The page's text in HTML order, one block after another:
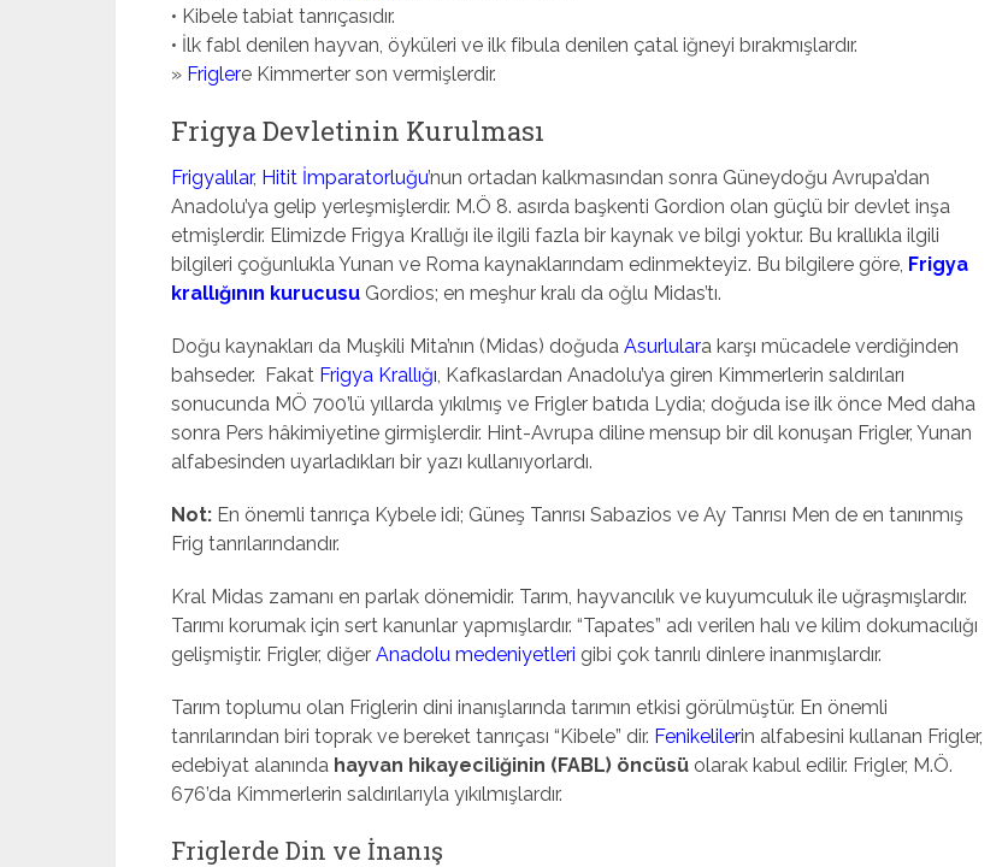
• Kibele tabiat tanrıçasıdır.
• İlk fabl denilen hayvan, öyküleri ve ilk fibula denilen çatal iğneyi bırakmışlardır.
» Friglere Kimmerter son vermişlerdir.
Frigya Devletinin Kurulması
Frigyalılar, Hitit İmparatorluğu’nun ortadan kalkmasından sonra Güneydoğu Avrupa’dan
Anadolu’ya gelip yerleşmişlerdir. M.Ö 8. asırda başkenti Gordion olan güçlü bir devlet inşa
etmişlerdir. Elimizde Frigya Krallığı ile ilgili fazla bir kaynak ve bilgi yoktur. Bu krallıkla ilgili
bilgileri çoğunlukla Yunan ve Roma kaynaklarındam edinmekteyiz. Bu bilgilere göre, Frigya
krallığının kurucusu Gordios; en meşhur kralı da oğlu Midas’tı.
Doğu kaynakları da Muşkili Mita’nın (Midas) doğuda Asurlulara karşı mücadele verdiğinden
bahseder. Fakat Frigya Krallığı, Kafkaslardan Anadolu’ya giren Kimmerlerin saldırıları
sonucunda MÖ 700’lü yıllarda yıkılmış ve Frigler batıda Lydia; doğuda ise ilk önce Med daha
sonra Pers hâkimiyetine girmişlerdir. Hint-Avrupa diline mensup bir dil konuşan Frigler, Yunan
alfabesinden uyarladıkları bir yazı kullanıyorlardı.
Not: En önemli tanrıça Kybele idi; Güneş Tanrısı Sabazios ve Ay Tanrısı Men de en tanınmış
Frig tanrılarındandır.
Kral Midas zamanı en parlak dönemidir. Tarım, hayvancılık ve kuyumculuk ile uğraşmışlardır.
Tarımı korumak için sert kanunlar yapmışlardır. “Tapates” adı verilen halı ve kilim dokumacılığı
gelişmiştir. Frigler, diğer Anadolu medeniyetleri gibi çok tanrılı dinlere inanmışlardır.
Tarım toplumu olan Friglerin dini inanışlarında tarımın etkisi görülmüştür. En önemli
tanrılarından biri toprak ve bereket tanrıçası “Kibele” dir. Fenikelilerin alfabesini kullanan Frigler,
edebiyat alanında hayvan hikayeciliğinin (FABL) öncüsü olarak kabul edilir. Frigler, M.Ö.
676’da Kimmerlerin saldırılarıyla yıkılmışlardır.
Friglerde Din ve İnanış